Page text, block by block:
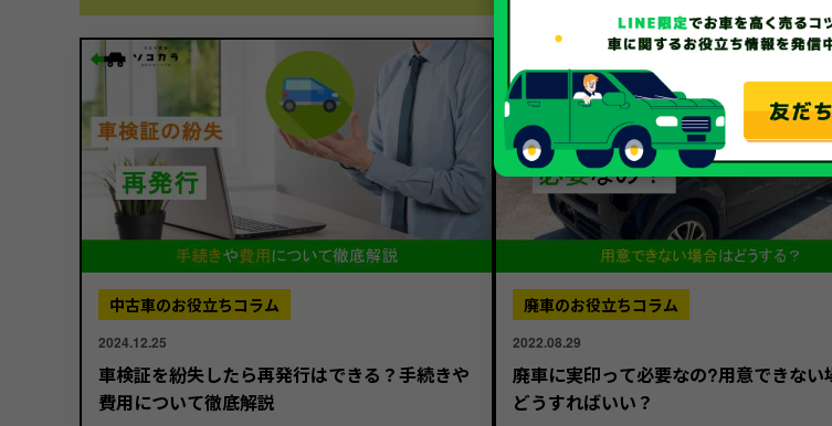
中古車のお役立ちコラム
2024.12.25
車検証を紛失したら再発行はできる？手続きや
費用について徹底解説
廃車のお役立ちコラム
2022.08.29
廃車に実印って必要なの?用意できない
どうすればいい？